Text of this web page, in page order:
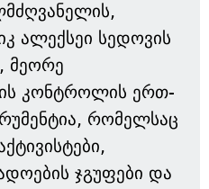
ალექსეი სედოვის
მეორე
კონტროლის ერთ-
რომელსაც
ჯგუფები და